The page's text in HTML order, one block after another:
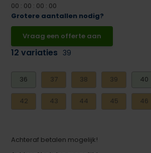
00 : 00 : 00 : 00
Grotere aantallen nodig?
Vraag een offerte aan
12 variaties 39
36 37 38 39 40
42 43 44 45 46
Achteraf betalen mogelijk!